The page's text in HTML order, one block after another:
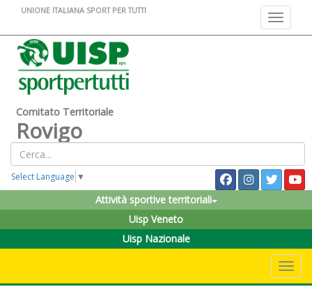
Toggle
UNIONE ITALIANA SPORT PER TUTTI
Comitato Territoriale
Rovigo
Select Language ▼
Attività sportive territoriali
Uisp Veneto
Uisp Nazionale